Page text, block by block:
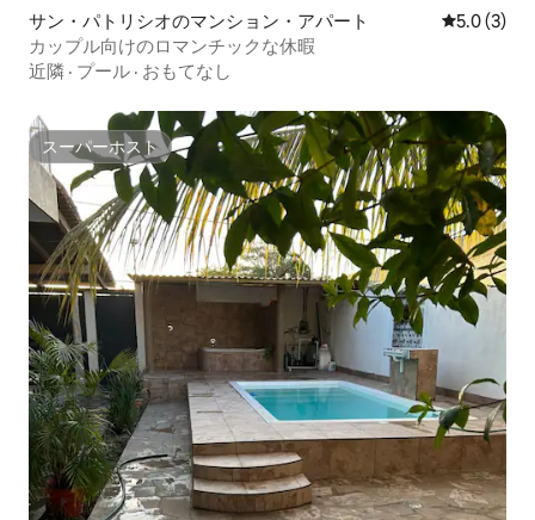
サン・パトリシオのマンション・アパート レビュー3
5.0 (3)
カップル向けのロマンチックな休暇
近隣 · プール · おもてなし
スーパーホスト
スーパーホスト